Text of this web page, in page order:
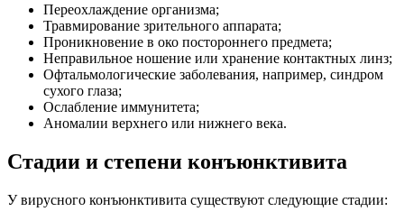
Переохлаждение организма;
Травмирование зрительного аппарата;
Проникновение в око постороннего предмета;
Неправильное ношение или хранение контактных линз;
Офтальмологические заболевания, например, синдром
сухого глаза;
Ослабление иммунитета;
Аномалии верхнего или нижнего века.
Стадии и степени конъюнктивита
У вирусного конъюнктивита существуют следующие стадии: